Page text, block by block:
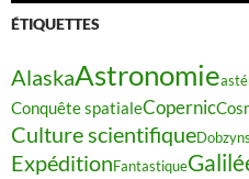
ÉTIQUETTES
AlaskaAstronomie
Conquête spatialeCopernic
Culture scientifique
ExpéditionFantastique